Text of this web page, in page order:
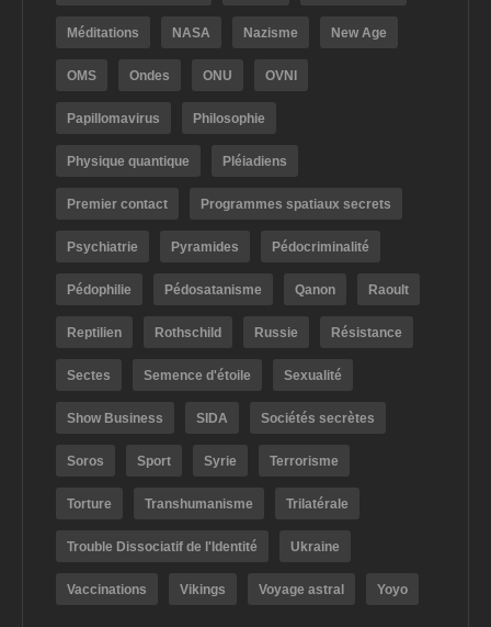
Méditations NASA Nazisme New Age
OMS Ondes ONU OVNI
Papillomavirus Philosophie
Physique quantique Pléiadiens
Premier contact Programmes spatiaux secrets
Psychiatrie Pyramides Pédocriminalité
Pédophilie Pédosatanisme Qanon Raoult
Reptilien Rothschild Russie Résistance
Sectes Semence d'étoile Sexualité
Show Business SIDA Sociétés secrètes
Soros Sport Syrie Terrorisme
Torture Transhumanisme Trilatérale
Trouble Dissociatif de l'Identité Ukraine
Vaccinations Vikings Voyage astral Yoyo